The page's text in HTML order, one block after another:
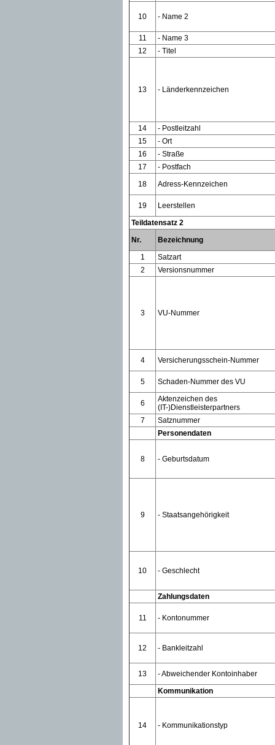
10 - Name 2
11
- Name 3
12
- Titel
13 - Länderkennzeichen
14
- Postleitzahl
15
- Ort
16
- Straße
17
- Postfach
18
Adress-Kennzeichen
19
Leerstellen
Teildatensatz 2
Nr.
Bezeichnung
1
Satzart
2
Versionsnummer
3 VU-Nummer
4 Versicherungsschein-Nummer
5 Schaden-Nummer des VU
6
Aktenzeichen des
(IT-)Dienstleisterpartners
7
Satznummer
Personendaten
8 - Geburtsdatum
9 - Staatsangehörigkeit
10 - Geschlecht
Zahlungsdaten
11 - Kontonummer
12 - Bankleitzahl
13
- Abweichender Kontoinhaber
Kommunikation
14 - Kommunikationstyp